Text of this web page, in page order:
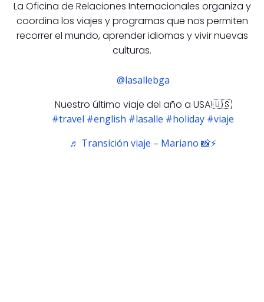
La Oficina de Relaciones Internacionales organiza y
coordina los viajes y programas que nos permiten
recorrer el mundo, aprender idiomas y vivir nuevas
culturas.
@lasallebga
Nuestro último viaje del año a USA!🇺🇸
#travel #english #lasalle #holiday #viaje
♬ Transición viaje – Mariano 📸⚡️